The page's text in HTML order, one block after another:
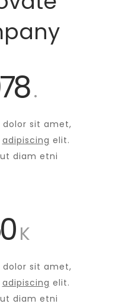
dolor sit amet,
adipiscing elit.
diam etni
K
dolor sit amet,
adipiscing elit.
diam etni